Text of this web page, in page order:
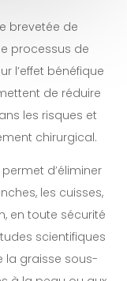
brevetée de
processus de
l’effet bénéfique
de réduire
les risques et
chirurgical.
d’éliminer
les cuisses,
en toute sécurité
scientifiques
la graisse sous-